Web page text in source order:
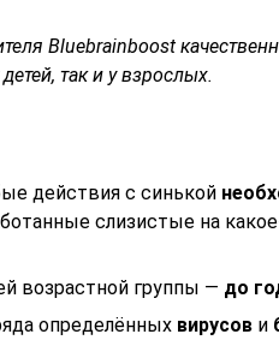
Bluebrainboost
так и у взрослых.
действия с синькой
слизистые на
возрастной группы — до
определённых вирусов и